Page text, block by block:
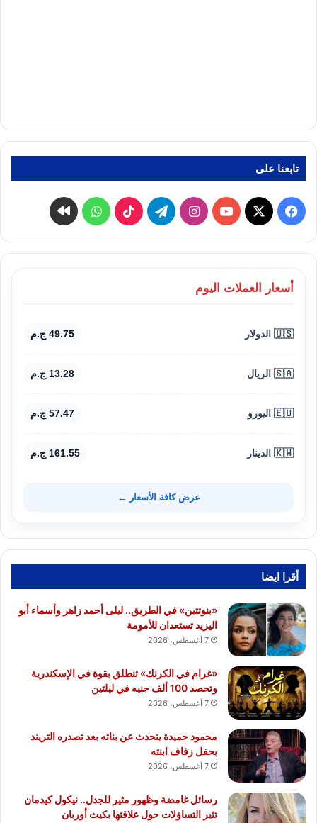
تابعنا على
فيسبوك
‫X
‫YouTubeانستقرامتيلقرام ‫TikTokواتسابكواى
أسعار العملات اليوم
🇺🇸 الدولار 49.75 ج.م
🇸🇦 الريال 13.28 ج.م
🇪🇺 اليورو 57.47 ج.م
🇰🇼 الدينار 161.55 ج.م
عرض كافة الأسعار ←
أقرا ايضا
«بنوتتين» في الطريق.. ليلى أحمد زاهر وأسماء أبو
اليزيد تستعدان للأمومة
7 أغسطس، 2026
«غرام في الكرنك» تنطلق بقوة في الإسكندرية
وتحصد 100 ألف جنيه في ليلتين
7 أغسطس، 2026
محمود حميدة يتحدث عن بناته بعد تصدره التريند
بحفل زفاف ابنته
7 أغسطس، 2026
رسائل غامضة وظهور مثير للجدل.. نيكول كيدمان
تثير التساؤلات حول علاقتها بكيث أوربان